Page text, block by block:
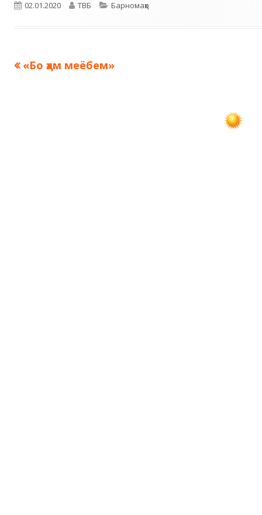
Опубликовано
02.01.2020 Автор
ТВБ Рубрики
Барномаҳо
Навигация
Предыдущая
«Бо ҳам меёбем»